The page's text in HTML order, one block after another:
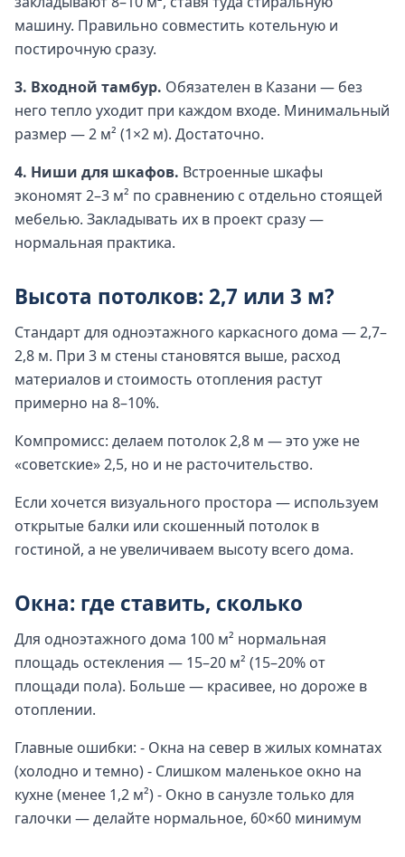
машину. Правильно совместить котельную и
постирочную сразу.
3. Входной тамбур. Обязателен в Казани — без
него тепло уходит при каждом входе. Минимальный
размер — 2 м² (1×2 м). Достаточно.
4. Ниши для шкафов. Встроенные шкафы
экономят 2–3 м² по сравнению с отдельно стоящей
мебелью. Закладывать их в проект сразу —
нормальная практика.
Высота потолков: 2,7 или 3 м?
Стандарт для одноэтажного каркасного дома — 2,7–
2,8 м. При 3 м стены становятся выше, расход
материалов и стоимость отопления растут
примерно на 8–10%.
Компромисс: делаем потолок 2,8 м — это уже не
«советские» 2,5, но и не расточительство.
Если хочется визуального простора — используем
открытые балки или скошенный потолок в
гостиной, а не увеличиваем высоту всего дома.
Окна: где ставить, сколько
Для одноэтажного дома 100 м² нормальная
площадь остекления — 15–20 м² (15–20% от
площади пола). Больше — красивее, но дороже в
отоплении.
Главные ошибки: - Окна на север в жилых комнатах
(холодно и темно) - Слишком маленькое окно на
кухне (менее 1,2 м²) - Окно в санузле только для
галочки — делайте нормальное, 60×60 минимум